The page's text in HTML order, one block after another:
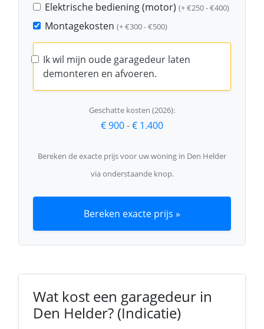
Elektrische bediening (motor) (+ €250 - €400)
Montagekosten (+ €300 - €500)
Ik wil mijn oude garagedeur laten
demonteren en afvoeren.
Geschatte kosten (2026):
€ 900-€ 1.400
Bereken de exacte prijs voor uw woning in Den Helder
via onderstaande knop.
Bereken exacte prijs »
Wat kost een garagedeur in
Den Helder? (Indicatie)